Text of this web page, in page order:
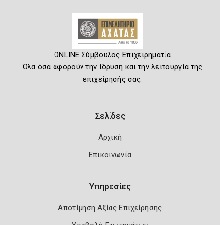
ONLINE Σύμβουλος Επιχειρηματία
Όλα όσα αφορούν την ίδρυση και την λειτουργία της
επιχείρησής σας.
Σελίδες
Αρχική
Επικοινωνία
Υπηρεσίες
Αποτίμηση Αξίας Επιχείρησης